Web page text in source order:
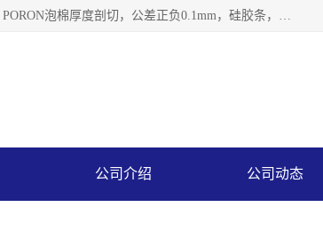
深圳市利源胶粘制品有限公司专业生产，井上泡棉，CR泡棉，EPDM泡棉，PORON泡棉厚度剖切，公差正负0.1mm，硅胶条，脚垫，异形一次成型，雕刻EVA海绵；包装材料:精密仪器、医疗器具、运输时缓冲、防震材料。建筑:住房装潢材料、房屋门窗密封；轻便、强韧性：轻便并且具有较强的韧性，良好的耐油性与耐溶剂性。隔热性：导热性低具有优越的保温性，具有的回弹性。
公司介绍 公司动态